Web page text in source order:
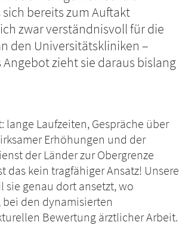
bereits zum Auftakt
zwar verständnisvoll für die
den Universitätskliniken –
zieht sie daraus bislang
Laufzeiten, Gespräche über
Erhöhungen und der
der Länder zur Obergrenze
das kein tragfähiger Ansatz! Unsere
genau dort ansetzt, wo
den dynamisierten
Bewertung ärztlicher Arbeit.